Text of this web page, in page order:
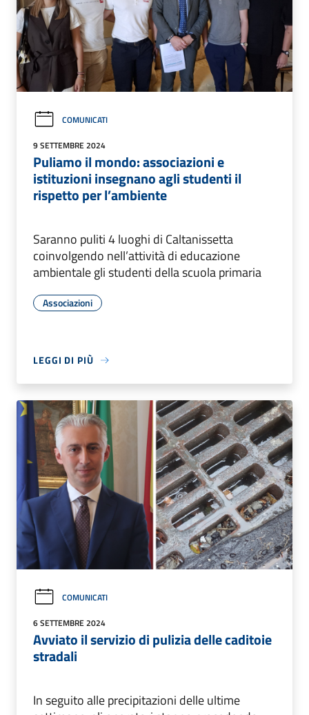
COMUNICATI
9 SETTEMBRE 2024
Puliamo il mondo: associazioni e
istituzioni insegnano agli studenti il
rispetto per l’ambiente
Saranno puliti 4 luoghi di Caltanissetta
coinvolgendo nell’attività di educazione
ambientale gli studenti della scuola primaria
Associazioni
LEGGI DI PIÙ
COMUNICATI
6 SETTEMBRE 2024
Avviato il servizio di pulizia delle caditoie
stradali
In seguito alle precipitazioni delle ultime